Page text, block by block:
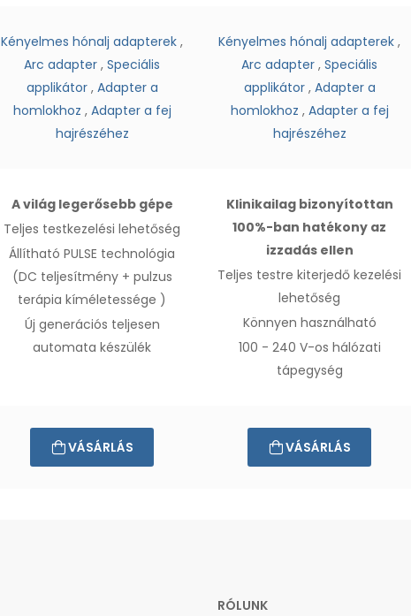
Kényelmes hónalj adapterek ,
Arc adapter , Speciális
applikátor, Adapter a
homlokhoz , Adapter a fej
hajrészéhez
Kényelmes hónalj adapterek ,
Arc adapter , Speciális
applikátor, Adapter a
homlokhoz , Adapter a fej
hajrészéhez
A világ legerősebb gépe
Teljes testkezelési lehetőség
Állítható PULSE technológia
(DC teljesítmény + pulzus
terápia kíméletessége )
Új generációs teljesen
automata készülék
Klinikailag bizonyítottan
100%-ban hatékony az
izzadás ellen
Teljes testre kiterjedő kezelési
lehetőség
Könnyen használható
100 - 240 V-os hálózati
tápegység
VÁSÁRLÁS VÁSÁRLÁS
RÓLUNK